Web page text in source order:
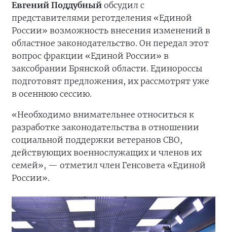
Евгений Поддубный обсудил с
представителями реготделения «Единой
России» возможность внесения изменений в
областное законодательство. Он передал этот
вопрос фракции «Единой России» в
заксобрании Брянской области. Единороссы
подготовят предложения, их рассмотрят уже
в осеннюю сессию.
«Необходимо внимательнее относиться к
разработке законодательства в отношении
социальной поддержки ветеранов СВО,
действующих военнослужащих и членов их
семей», — отметил член Генсовета «Единой
России».